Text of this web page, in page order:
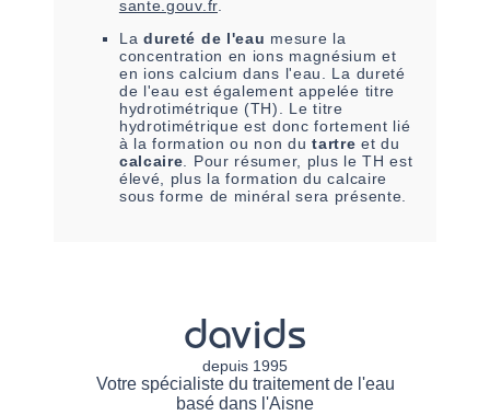
sante.gouv.fr.
La dureté de l'eau mesure la
concentration en ions magnésium et
en ions calcium dans l'eau. La dureté
de l'eau est également appelée titre
hydrotimétrique (TH). Le titre
hydrotimétrique est donc fortement lié
à la formation ou non dutartre et du
calcaire . Pour résumer, plus le TH est
élevé, plus la formation du calcaire
sous forme de minéral sera présente.
davids
depuis 1995
Votre spécialiste du traitement de l'eau
basé dans l'Aisne